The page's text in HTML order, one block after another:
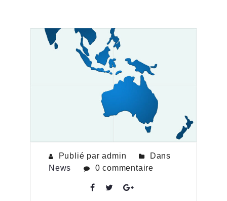
Publié par admin
Dans
News
0 commentaire